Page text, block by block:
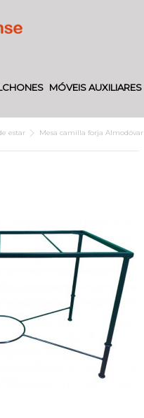
MÓVEIS AUXILIARES
estar Mesa camilla forja Almodóvar